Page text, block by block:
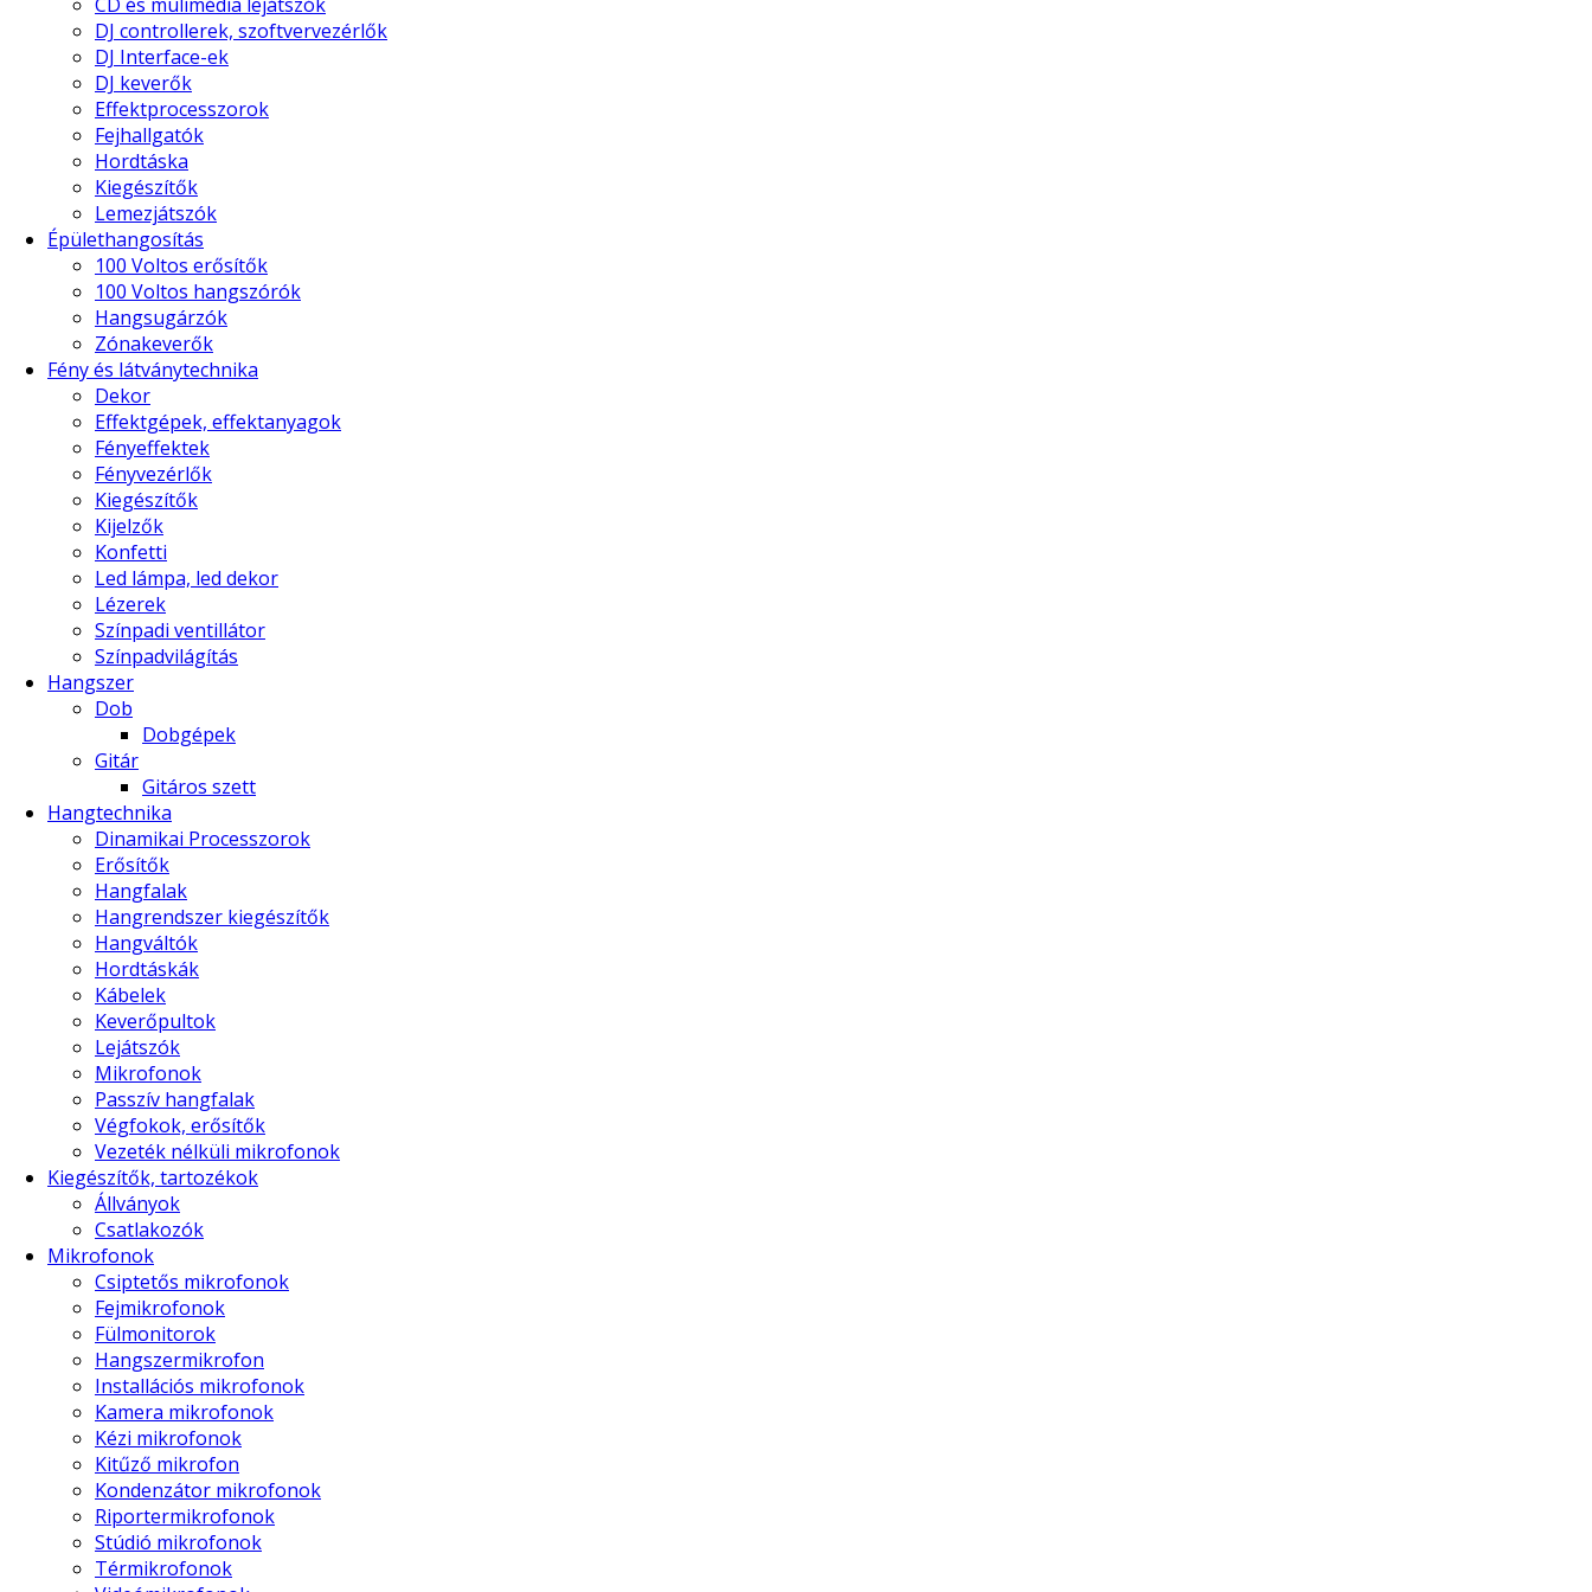
DJ controllerek, szoftvervezérlők
DJ Interface-ek
DJ keverők
Effektprocesszorok
Fejhallgatók
Hordtáska
Kiegészítők
Lemezjátszók
Épülethangosítás
100 Voltos erősítők
100 Voltos hangszórók
Hangsugárzók
Zónakeverők
Fény és látványtechnika
Dekor
Effektgépek, effektanyagok
Fényeffektek
Fényvezérlők
Kiegészítők
Kijelzők
Konfetti
Led lámpa, led dekor
Lézerek
Színpadi ventillátor
Színpadvilágítás
Hangszer
Dob
Dobgépek
Gitár
Gitáros szett
Hangtechnika
Dinamikai Processzorok
Erősítők
Hangfalak
Hangrendszer kiegészítők
Hangváltók
Hordtáskák
Kábelek
Keverőpultok
Lejátszók
Mikrofonok
Passzív hangfalak
Végfokok, erősítők
Vezeték nélküli mikrofonok
Kiegészítők, tartozékok
Állványok
Csatlakozók
Mikrofonok
Csiptetős mikrofonok
Fejmikrofonok
Fülmonitorok
Hangszermikrofon
Installációs mikrofonok
Kamera mikrofonok
Kézi mikrofonok
Kitűző mikrofon
Kondenzátor mikrofonok
Riportermikrofonok
Stúdió mikrofonok
Térmikrofonok